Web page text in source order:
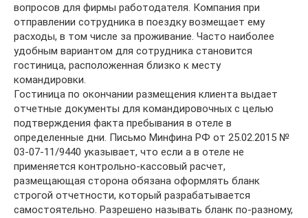
вопросов для фирмы работодателя. Компания при
отправлении сотрудника в поездку возмещает ему
расходы, в том числе за проживание. Часто наиболее
удобным вариантом для сотрудника становится
гостиница, расположенная близко к месту
командировки.
Гостиница по окончании размещения клиента выдает
отчетные документы для командировочных с целью
подтверждения факта пребывания в отеле в
определенные дни. Письмо Минфина РФ от 25.02.2015 №
03-07-11/9440 указывает, что если а в отеле не
применяется контрольно-кассовый расчет,
размещающая сторона обязана оформлять бланк
строгой отчетности, который разрабатывается
самостоятельно. Разрешено называть бланк по-разному,